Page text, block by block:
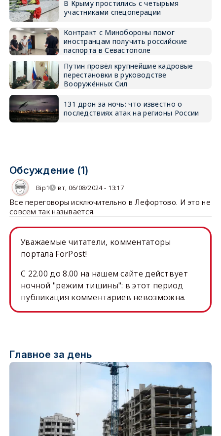
В Крыму простились с четырьмя
участниками спецоперации
Контракт с Минобороны помог
иностранцам получить российские
паспорта в Севастополе
Путин провёл крупнейшие кадровые
перестановки в руководстве
Вооружённых Сил
131 дрон за ночь: что известно о
последствиях атак на регионы России
Обсуждение (1)
Bip1 вт, 06/08/2024 - 13:17
Все переговоры исключительно в Лефортово. И это не
совсем так называется.
Уважаемые читатели, комментаторы
портала ForPost!
C 22.00 до 8.00 на нашем сайте действует
ночной "режим тишины": в этот период
публикация комментариев невозможна.
Главное за день